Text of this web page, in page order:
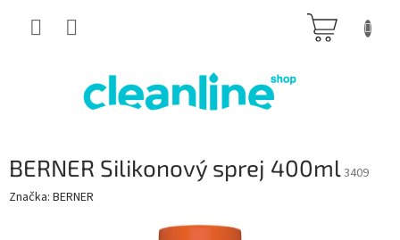
BERNER Silikonový sprej 400ml3409
Značka: BERNER